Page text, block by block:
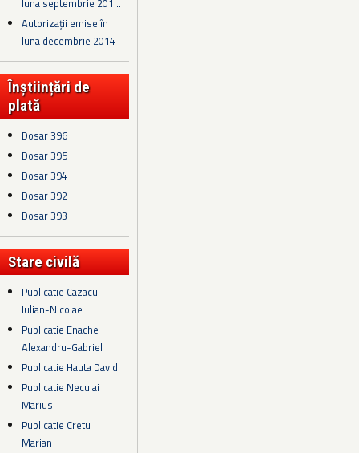
luna septembrie 201...
Autorizații emise în
luna decembrie 2014
Înștiințări de
plată
Dosar 396
Dosar 395
Dosar 394
Dosar 392
Dosar 393
Stare civilă
Publicatie Cazacu
Iulian-Nicolae
Publicatie Enache
Alexandru-Gabriel
Publicatie Hauta David
Publicatie Neculai
Marius
Publicatie Cretu
Marian